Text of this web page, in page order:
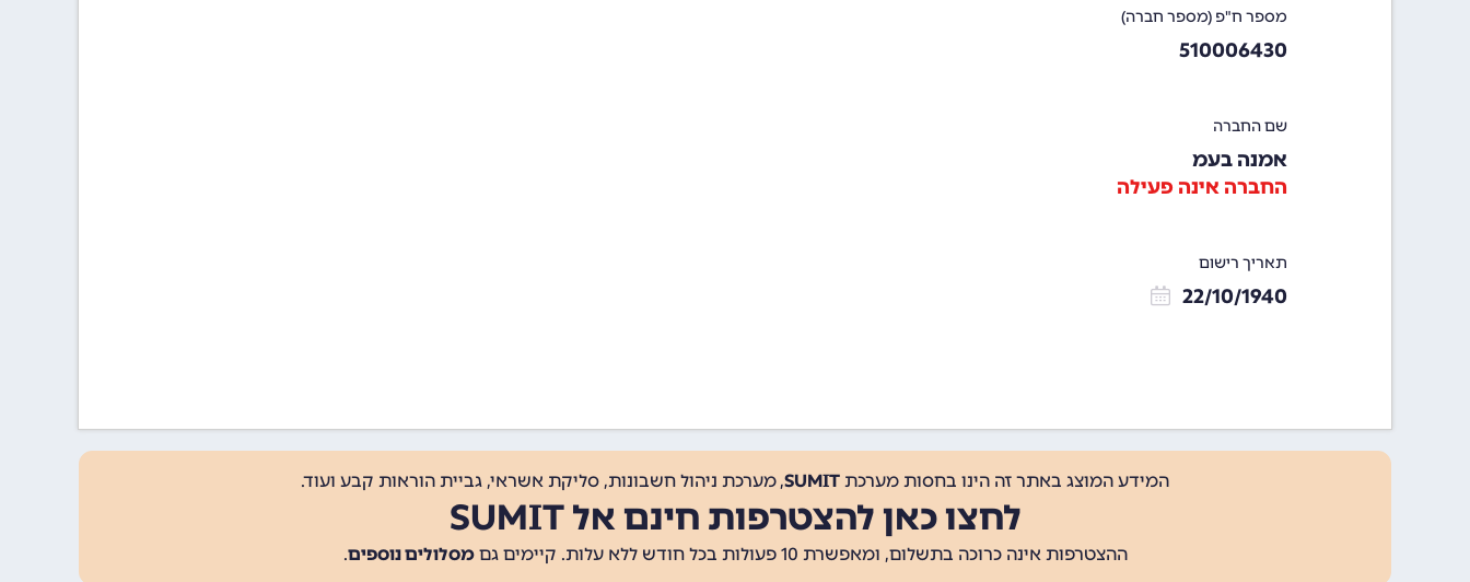
מספר ח"פ (מספר חברה)
510006430
שם החברה
אמנה בעמ
החברה אינה פעילה
תאריך רישום
22/10/1940
המידע המוצג באתר זה הינו בחסות מערכת SUMIT, מערכת ניהול חשבונות, סליקת אשראי, גביית הוראות קבע ועוד.
לחצו כאן להצטרפות חינם אל SUMIT
ההצטרפות אינה כרוכה בתשלום, ומאפשרת 10 פעולות בכל חודש ללא עלות. קיימים גם מסלולים נוספים.